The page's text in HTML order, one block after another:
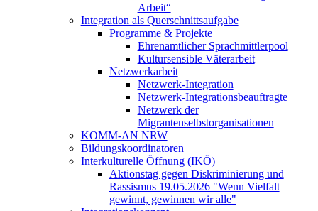
Arbeit“
Integration als Querschnittsaufgabe
Programme & Projekte
Ehrenamtlicher Sprachmittlerpool
Kultursensible Väterarbeit
Netzwerkarbeit
Netzwerk-Integration
Netzwerk-Integrationsbeauftragte
Netzwerk der
Migrantenselbstorganisationen
KOMM-AN NRW
Bildungskoordinatoren
Interkulturelle Öffnung (IKÖ)
Aktionstag gegen Diskriminierung und
Rassismus 19.05.2026 "Wenn Vielfalt
gewinnt, gewinnen wir alle"